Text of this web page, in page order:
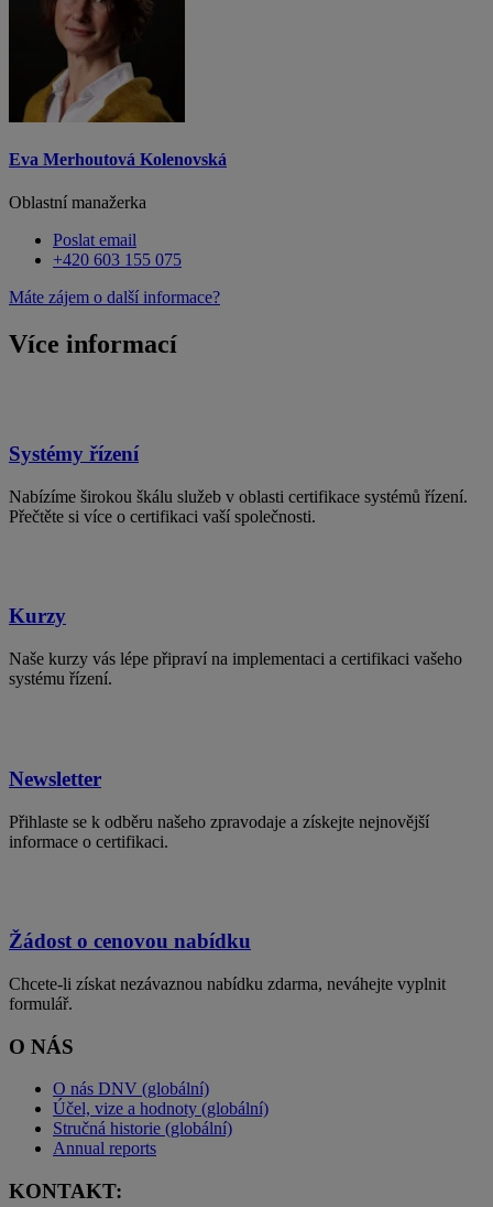
Eva Merhoutová Kolenovská
Oblastní manažerka
Poslat email
+420 603 155 075
Máte zájem o další informace?
Více informací
Systémy řízení
Nabízíme širokou škálu služeb v oblasti certifikace systémů řízení.
Přečtěte si více o certifikaci vaší společnosti.
Kurzy
Naše kurzy vás lépe připraví na implementaci a certifikaci vašeho
systému řízení.
Newsletter
Přihlaste se k odběru našeho zpravodaje a získejte nejnovější
informace o certifikaci.
Žádost o cenovou nabídku
Chcete-li získat nezávaznou nabídku zdarma, neváhejte vyplnit
formulář.
O NÁS
O nás DNV (globální)
Účel, vize a hodnoty (globální)
Stručná historie (globální)
Annual reports
KONTAKT: